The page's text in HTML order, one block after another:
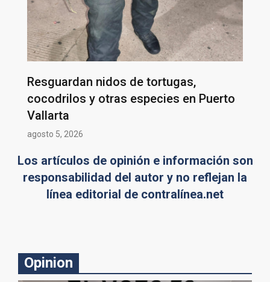
Resguardan nidos de tortugas,
cocodrilos y otras especies en Puerto
Vallarta
agosto 5, 2026
Los artículos de opinión e información son
responsabilidad del autor y no reflejan la
línea editorial de contralínea.net
Opinion